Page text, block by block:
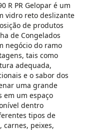
R PR Gelopar é um
vidro reto deslizante
de produtos
de Congelados
negócio do ramo
tais como
adequada,
e o sabor dos
uma grande
em um espaço
dentro
tipos de
carnes, peixes,